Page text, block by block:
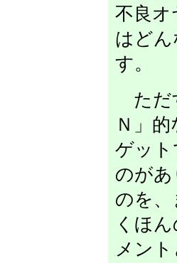
不良オ
はど
す。
ただ
Ｎ」
ゲッ
のが
のを
くほ
メン